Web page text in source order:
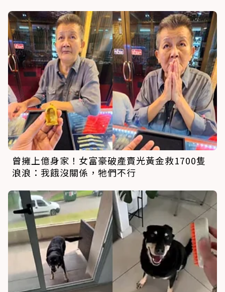
曾擁上億身家！女富豪破產賣光黃金救1700隻
浪浪：我餓沒關係，牠們不行